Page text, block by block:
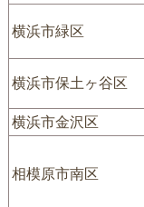
横浜市緑区
横浜市保土ヶ谷区
横浜市金沢区
相模原市南区